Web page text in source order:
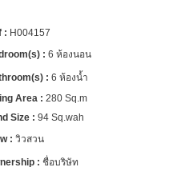
H004157
6 ห้องนอน
6 ห้องน้ำ
280 Sq.m
94 Sq.wah
วิวสวน
ชื่อบริษัท